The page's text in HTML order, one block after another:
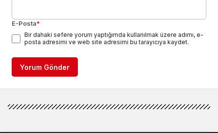
E-Posta*
Bir dahaki sefere yorum yaptığımda kullanılmak üzere adımı, e-
posta adresimi ve web site adresimi bu tarayıcıya kaydet.
Yorum Gönder